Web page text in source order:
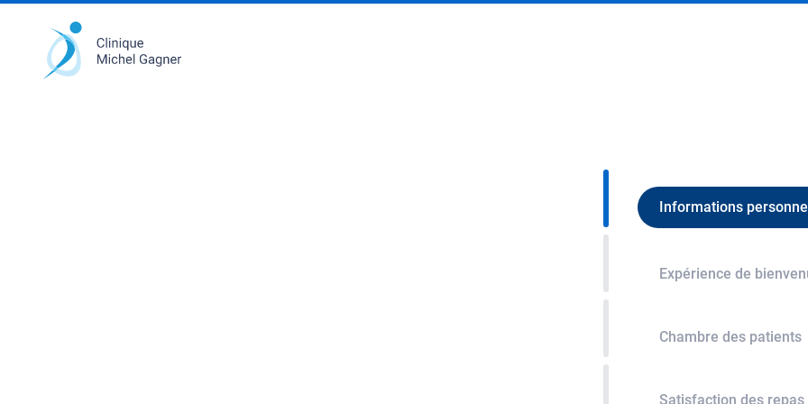
Informations
Expérience de
Chambre des patients
Satisfaction des repas